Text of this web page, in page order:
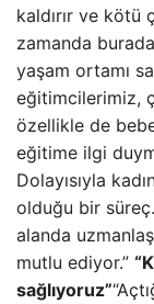
kaldırır ve kötü
zamanda
yaşam ortamı
eğitimcilerimiz,
özellikle de
eğitime ilgi
Dolayısıyla
olduğu bir
alanda
mutlu ediyor.”
sağlıyoruz”